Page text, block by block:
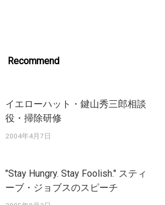
Recommend
イエローハット・鍵山秀三郎相談
役・掃除研修
2004年4月7日
"Stay Hungry. Stay Foolish." スティ
ーブ・ジョブスのスピーチ